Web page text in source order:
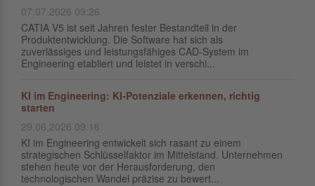
07.07.2026 09:26
CATIA V5 ist seit Jahren fester Bestandteil in der
Produktentwicklung. Die Software hat sich als
zuverlässiges und leistungsfähiges CAD-System im
Engineering etabliert und leistet in verschi...
KI im Engineering: KI-Potenziale erkennen, richtig
starten
29.06.2026 09:16
KI im Engineering entwickelt sich rasant zu einem
strategischen Schlüsselfaktor im Mittelstand. Unternehmen
stehen heute vor der Herausforderung, den
technologischen Wandel präzise zu bewert...